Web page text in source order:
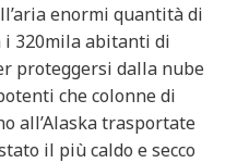
enormi quantità di
i 320mila abitanti di
proteggersi dalla nube
che colonne di
all’Alaska trasportate
il più caldo e secco